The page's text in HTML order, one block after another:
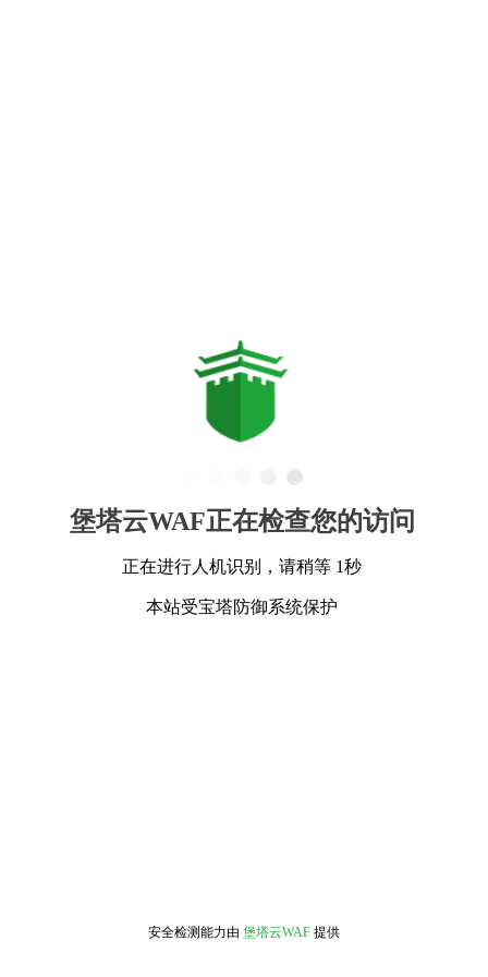
堡塔云WAF正在检查您的访问
正在进行人机识别，请稍等 1秒
本站受宝塔防御系统保护
安全检测能力由 堡塔云WAF 提供